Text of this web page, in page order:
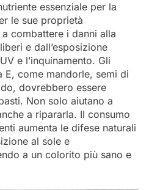
essenziale per la
le sue proprietà
combattere i danni alla
e dall’esposizione
e l’inquinamento. Gli
come mandorle, semi di
dovrebbero essere
Non solo aiutano a
a ripararla. Il consumo
aumenta le difese naturali
al sole e
a un colorito più sano e